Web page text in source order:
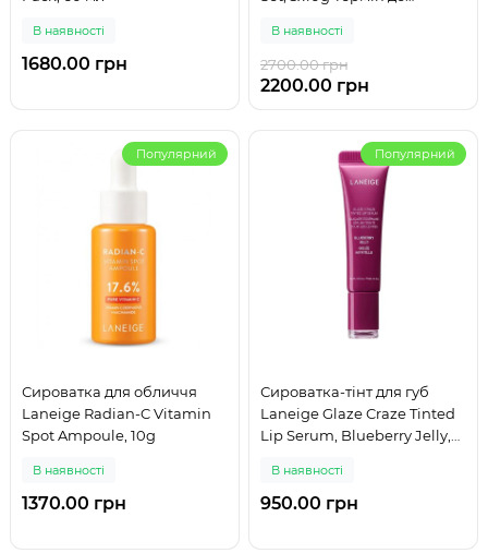
В наявності
1680.00 грн
В наявності
2700.00 грн
2200.00 грн
Популярний
Сироватка для обличчя
Laneige Radian-C Vitamin
Spot Ampoule, 10g
В наявності
1370.00 грн
Популярний
Сироватка-тінт для губ
Laneige Glaze Craze Tinted
Lip Serum, Blueberry Jelly,
В наявності
950.00 грн